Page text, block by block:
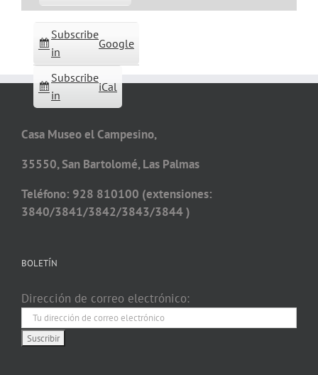
Subscribe
in
Google
Subscribe
in
iCal
Casa Museo el Campesino,
35550, San Bartolomé, Las Palmas
Teléfono: 928 810100 (extensiones:
3840/3841/3842/3843/3844 )
BOLETÍN
Dirección de correo electrónico: